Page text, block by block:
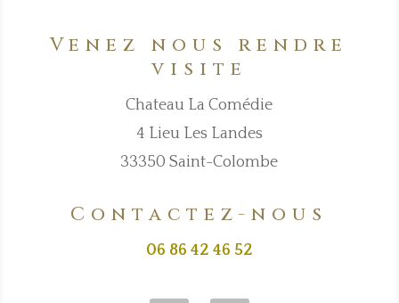
Venez nous rendre
visite
Chateau La Comédie
4 Lieu Les Landes
33350 Saint-Colombe
Contactez-nous
06 86 42 46 52